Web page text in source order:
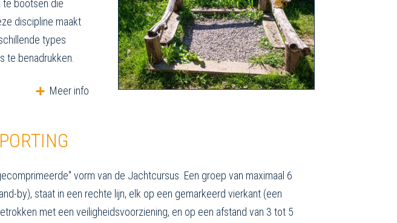
te bootsen die
discipline maakt
types
te benadrukken.
Meer info
vorm van de Jachtcursus. Een groep van maximaal 6
by), staat in een rechte lijn, elk op een gemarkeerd vierkant (een
met een veiligheidsvoorziening, en op een afstand van 3 tot 5